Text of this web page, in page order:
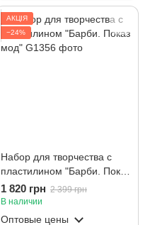
АКЦІЯ
−24%
Набор для творчества с
пластилином "Барби. Показ
мод"
1 820 грн 2 399 грн
В наличии
Оптовые цены